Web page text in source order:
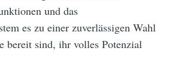
und das
es zu einer zuverlässigen Wahl
bereit sind, ihr volles Potenzial